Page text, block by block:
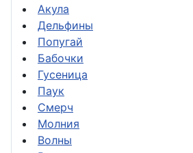
Акула
Дельфины
Попугай
Бабочки
Гусеница
Паук
Смерч
Молния
Волны